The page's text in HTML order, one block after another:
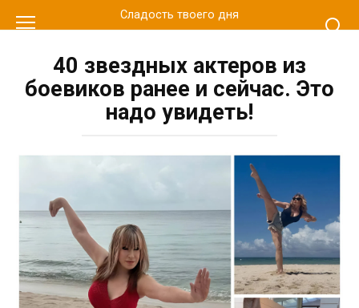
к
Сладость твоего дня
40 звездных актеров из
боевиков ранее и сейчас. Это
надо увидеть!